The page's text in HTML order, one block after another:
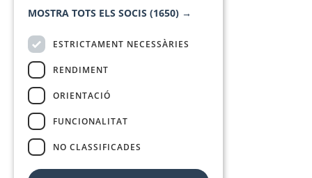
MOSTRA TOTS ELS SOCIS (1650) →
ESTRICTAMENT NECESSÀRIES
RENDIMENT
ORIENTACIÓ
FUNCIONALITAT
NO CLASSIFICADES